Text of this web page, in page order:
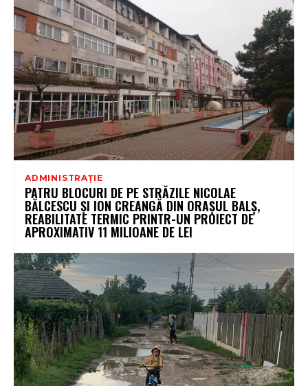
ADMINISTRAȚIE
PATRU BLOCURI DE PE STRĂZILE NICOLAE
BĂLCESCU ȘI ION CREANGĂ DIN ORAȘUL BALȘ,
REABILITATE TERMIC PRINTR-UN PROIECT DE
APROXIMATIV 11 MILIOANE DE LEI